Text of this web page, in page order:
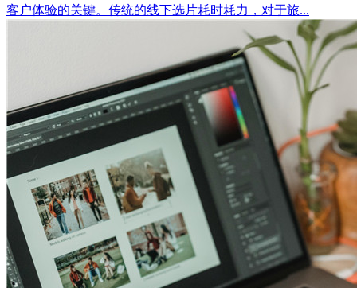
客户体验的关键。传统的线下选片耗时耗力，对于旅...